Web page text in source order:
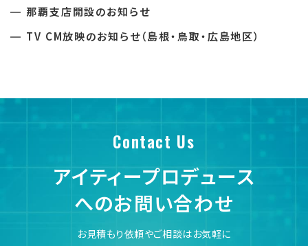
那覇支店開設のお知らせ
TV CM放映のお知らせ（島根・鳥取・広島地区）
Contact Us
アイティープロデュース
へのお問い合わせ
お見積もり依頼やご相談はお気軽に